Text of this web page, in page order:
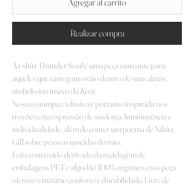
Realizar compra
A t-shirt Thunder Soul é uma peça marcante para
aqueles que carregam o raio dentro de suas almas,
símbolo intrínseco da Kern.
Nossa estampa exclusiva é portanto inspirada nos
trovões e na expressão de sua força, luminiscência e
individualidade, além de conter um poema de Nikita
Gill sobre pessoas nascidas do raio.
Feita com tecido derivado da reciclagem de
embalagens PET e algodão 100% orgânico, essa peça
oferece o máximo conforto e durabilidade. Livre de